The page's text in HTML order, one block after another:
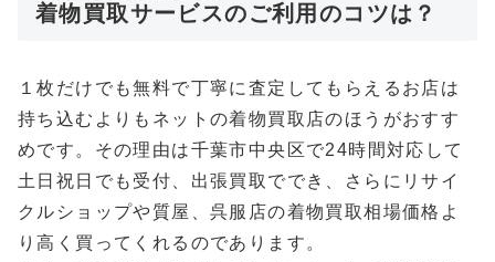
着物買取サービスのご利用のコツは？
１枚だけでも無料で丁寧に査定してもらえるお店は
持ち込むよりもネットの着物買取店のほうがおすす
めです。その理由は千葉市中央区で24時間対応して
土日祝日でも受付、出張買取ででき、さらにリサイ
クルショップや質屋、呉服店の着物買取相場価格よ
り高く買ってくれるのであります。